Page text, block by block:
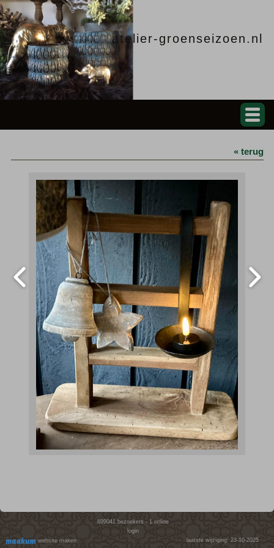
atelier-groenseizoen.nl
« terug
website maken
699041 bezoekers - 1 online
login
laatste wijziging: 23-10-2025